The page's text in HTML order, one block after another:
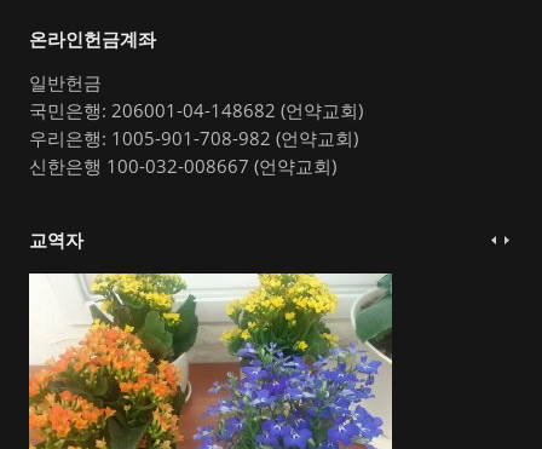
온라인헌금계좌
일반헌금
국민은행: 206001-04-148682 (언약교회)
우리은행: 1005-901-708-982 (언약교회)
신한은행 100-032-008667 (언약교회)
교역자